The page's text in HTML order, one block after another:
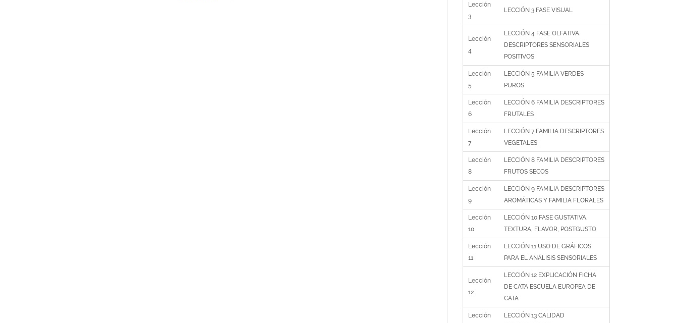
Lección
3
LECCIÓN 3 FASE VISUAL
Lección
4
LECCIÓN 4 FASE OLFATIVA.
DESCRIPTORES SENSORIALES
POSITIVOS
Lección
5
LECCIÓN 5 FAMILIA VERDES
PUROS
Lección
6
LECCIÓN 6 FAMILIA DESCRIPTORES
FRUTALES
Lección
7
LECCIÓN 7 FAMILIA DESCRIPTORES
VEGETALES
Lección
8
LECCIÓN 8 FAMILIA DESCRIPTORES
FRUTOS SECOS
Lección
9
LECCIÓN 9 FAMILIA DESCRIPTORES
AROMÁTICAS Y FAMILIA FLORALES
Lección
10
LECCIÓN 10 FASE GUSTATIVA.
TEXTURA, FLAVOR, POSTGUSTO
Lección
11
LECCIÓN 11 USO DE GRÁFICOS
PARA EL ANÁLISIS SENSORIALES
Lección
12
LECCIÓN 12 EXPLICACIÓN FICHA
DE CATA ESCUELA EUROPEA DE
CATA
Lección
LECCIÓN 13 CALIDAD